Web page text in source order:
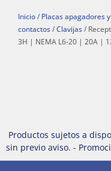
Inicio / Placas apagadores
contactos / Clavijas /
3H | NEMA L6-20 | 20A |
Productos sujetos a
sin previo aviso. -